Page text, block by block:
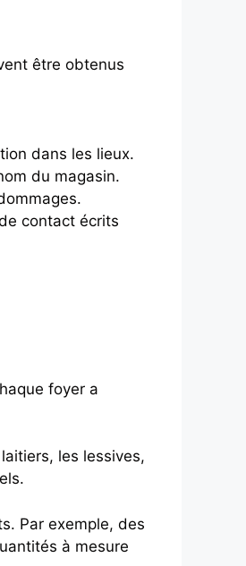
être obtenus
dans les lieux.
du magasin.
contact écrits
foyer a
les lessives,
Par exemple, des
à mesure